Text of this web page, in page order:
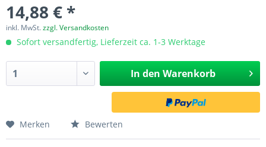
14,88 € *
inkl. MwSt.zzgl. Versandkosten
Sofort versandfertig, Lieferzeit ca. 1-3 Werktage
In den Warenkorb
Merken Bewerten